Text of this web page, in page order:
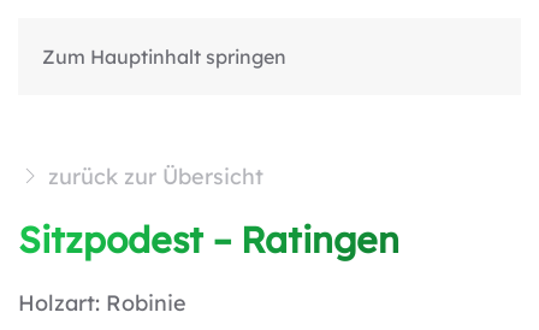
Zum Hauptinhalt springen
zurück zur Übersicht
Sitzpodest – Ratingen
Holzart: Robinie